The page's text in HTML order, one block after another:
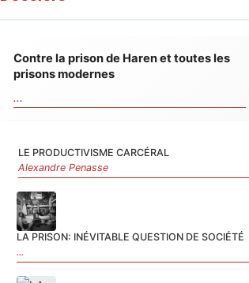
Contre la prison de Haren et toutes les
prisons modernes
...
LE PRODUCTIVISME CARCÉRAL
Alexandre Penasse
LA PRISON: INÉVITABLE QUESTION DE SOCIÉTÉ
...